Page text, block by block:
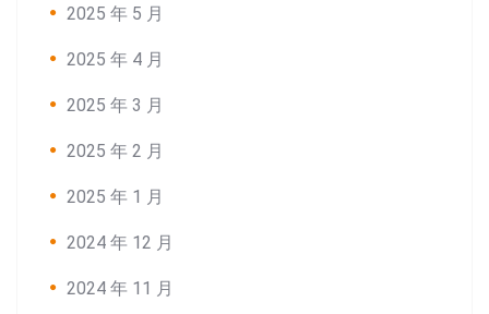
2025 年 5 月
2025 年 4 月
2025 年 3 月
2025 年 2 月
2025 年 1 月
2024 年 12 月
2024 年 11 月